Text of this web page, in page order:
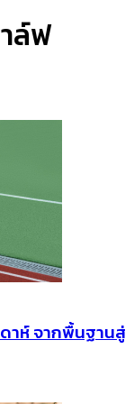
ล์ฟ
าห์ จากพื้นฐานสู่